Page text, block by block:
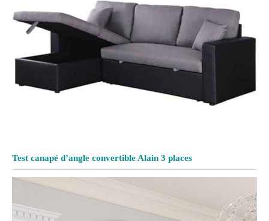
Test canapé d’angle convertible Alain 3 places